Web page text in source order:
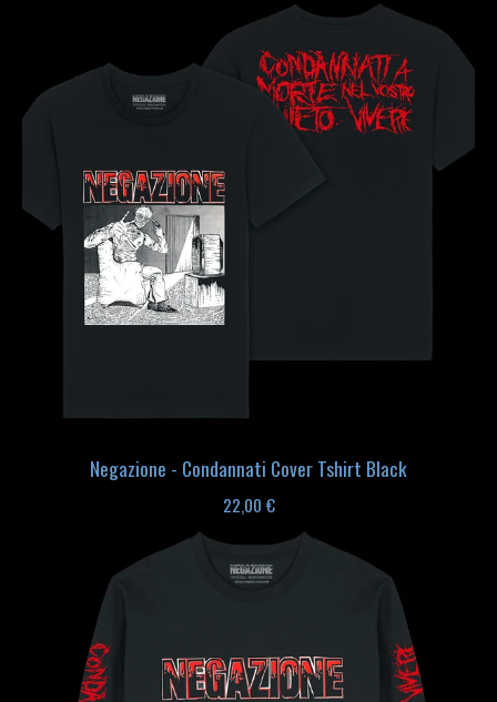
Negazione - Condannati Cover Tshirt Black
22,00 €